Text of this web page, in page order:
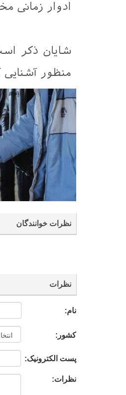
ادوار زمانی
شایان ذکر
منظور آشنایی
نظرات خوانندگان
نظرات
نام:
کشور:
پست الکترونیک:
نظرات: